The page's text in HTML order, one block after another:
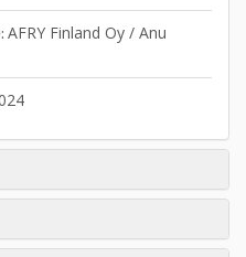
AFRY Finland Oy / Anu